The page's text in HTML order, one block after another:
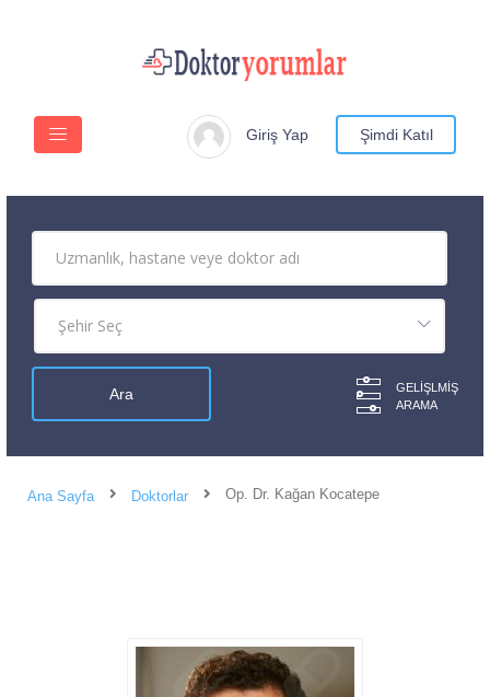
Giriş Yap Şimdi Katıl
GELIŞLMIŞ
ARAMA
Ana Sayfa Doktorlar Op. Dr. Kağan Kocatepe